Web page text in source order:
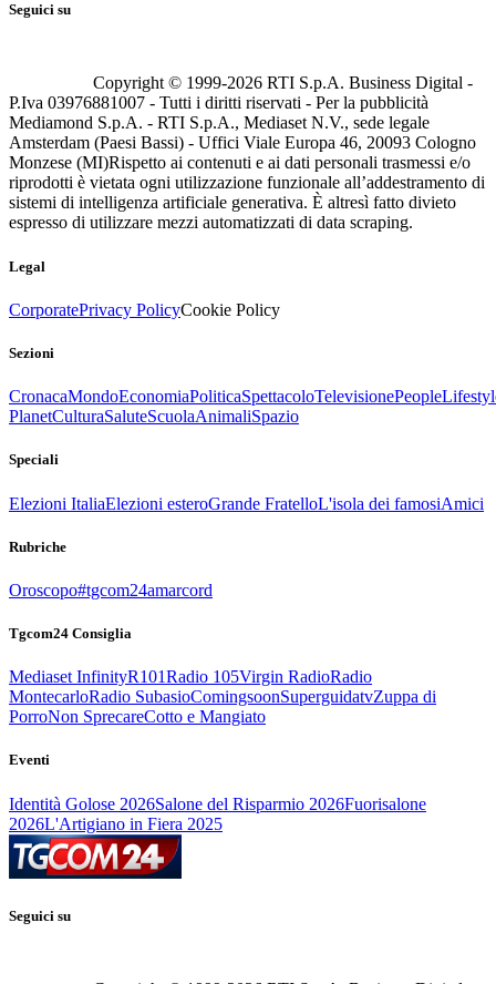
Seguici su
Copyright © 1999-2026 RTI S.p.A. Business Digital -
P.Iva 03976881007 - Tutti i diritti riservati - Per la pubblicità
Mediamond S.p.A. - RTI S.p.A., Mediaset N.V., sede legale
Amsterdam (Paesi Bassi) - Uffici Viale Europa 46, 20093 Cologno
Monzese (MI)Rispetto ai contenuti e ai dati personali trasmessi e/o
riprodotti è vietata ogni utilizzazione funzionale all’addestramento di
sistemi di intelligenza artificiale generativa. È altresì fatto divieto
espresso di utilizzare mezzi automatizzati di data scraping.
Legal
CorporatePrivacy PolicyCookie Policy
Sezioni
CronacaMondoEconomiaPoliticaSpettacoloTelevisionePeople
PlanetCulturaSaluteScuolaAnimaliSpazio
Speciali
Elezioni ItaliaElezioni esteroGrande FratelloL'isola dei famosiAmici
Rubriche
Oroscopo#tgcom24amarcord
Tgcom24 Consiglia
Mediaset InfinityR101Radio 105Virgin RadioRadio
MontecarloRadio SubasioComingsoonSuperguidatvZuppa di
PorroNon SprecareCotto e Mangiato
Eventi
Identità Golose 2026Salone del Risparmio 2026Fuorisalone
2026L'Artigiano in Fiera 2025
Seguici su